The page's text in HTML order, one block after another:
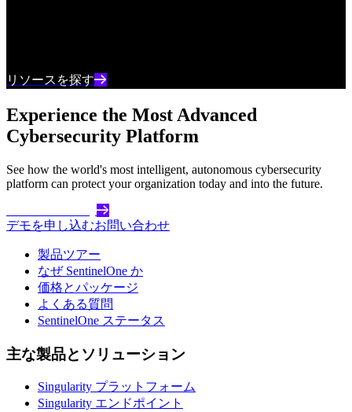
リソースを探す
Experience the Most Advanced
Cybersecurity Platform
See how the world's most intelligent, autonomous cybersecurity
platform can protect your organization today and into the future.
デモを申し込むお問い合わせ
製品ツアー
なぜ SentinelOne か
価格とパッケージ
よくある質問
SentinelOne ステータス
主な製品とソリューション
Singularity プラットフォーム
Singularity エンドポイント